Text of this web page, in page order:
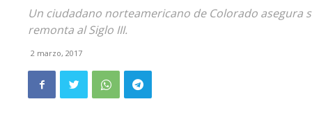
Un ciudadano norteamericano de Colorado asegura
remonta al Siglo III.
2 marzo, 2017